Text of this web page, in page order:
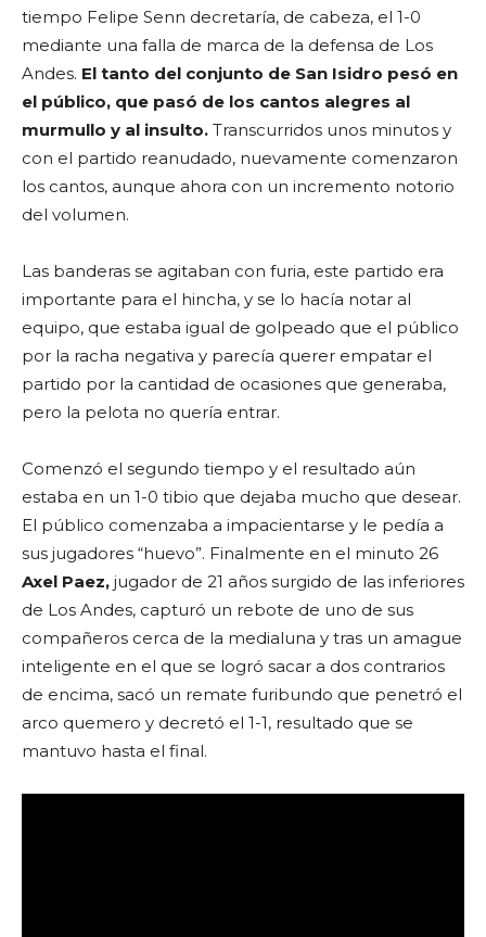
tiempo Felipe Senn decretaría, de cabeza, el 1-0
mediante una falla de marca de la defensa de Los
Andes. El tanto del conjunto de San Isidro pesó en
el público, que pasó de los cantos alegres al
murmullo y al insulto. Transcurridos unos minutos y
con el partido reanudado, nuevamente comenzaron
los cantos, aunque ahora con un incremento notorio
del volumen.
Las banderas se agitaban con furia, este partido era
importante para el hincha, y se lo hacía notar al
equipo, que estaba igual de golpeado que el público
por la racha negativa y parecía querer empatar el
partido por la cantidad de ocasiones que generaba,
pero la pelota no quería entrar.
Comenzó el segundo tiempo y el resultado aún
estaba en un 1-0 tibio que dejaba mucho que desear.
El público comenzaba a impacientarse y le pedía a
sus jugadores “huevo”. Finalmente en el minuto 26
Axel Paez, jugador de 21 años surgido de las inferiores
de Los Andes, capturó un rebote de uno de sus
compañeros cerca de la medialuna y tras un amague
inteligente en el que se logró sacar a dos contrarios
de encima, sacó un remate furibundo que penetró el
arco quemero y decretó el 1-1, resultado que se
mantuvo hasta el final.